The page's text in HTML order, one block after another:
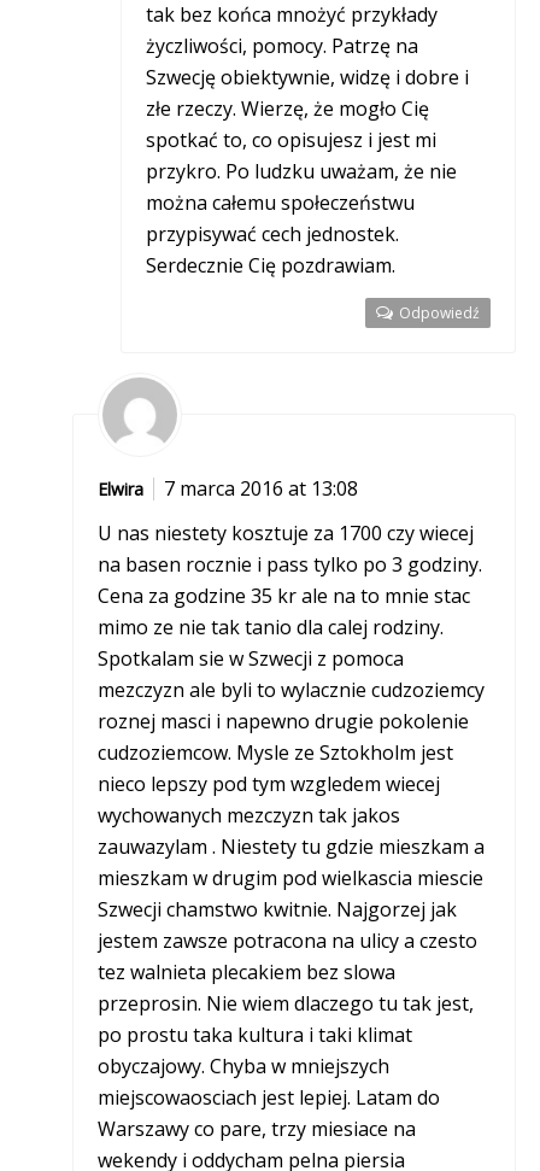
tak bez końca mnożyć przykłady
życzliwości, pomocy. Patrzę na
Szwecję obiektywnie, widzę i dobre i
złe rzeczy. Wierzę, że mogło Cię
spotkać to, co opisujesz i jest mi
przykro. Po ludzku uważam, że nie
można całemu społeczeństwu
przypisywać cech jednostek.
Serdecznie Cię pozdrawiam.
Odpowiedź
Elwira
7 marca 2016 at 13:08
U nas niestety kosztuje za 1700 czy wiecej
na basen rocznie i pass tylko po 3 godziny.
Cena za godzine 35 kr ale na to mnie stac
mimo ze nie tak tanio dla calej rodziny.
Spotkalam sie w Szwecji z pomoca
mezczyzn ale byli to wylacznie cudzoziemcy
roznej masci i napewno drugie pokolenie
cudzoziemcow. Mysle ze Sztokholm jest
nieco lepszy pod tym wzgledem wiecej
wychowanych mezczyzn tak jakos
zauwazylam . Niestety tu gdzie mieszkam a
mieszkam w drugim pod wielkascia miescie
Szwecji chamstwo kwitnie. Najgorzej jak
jestem zawsze potracona na ulicy a czesto
tez walnieta plecakiem bez slowa
przeprosin. Nie wiem dlaczego tu tak jest,
po prostu taka kultura i taki klimat
obyczajowy. Chyba w mniejszych
miejscowaosciach jest lepiej. Latam do
Warszawy co pare, trzy miesiace na
wekendy i oddycham pelna piersia